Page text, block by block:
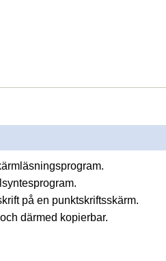
på en punktskriftsskärm.
därmed kopierbar.